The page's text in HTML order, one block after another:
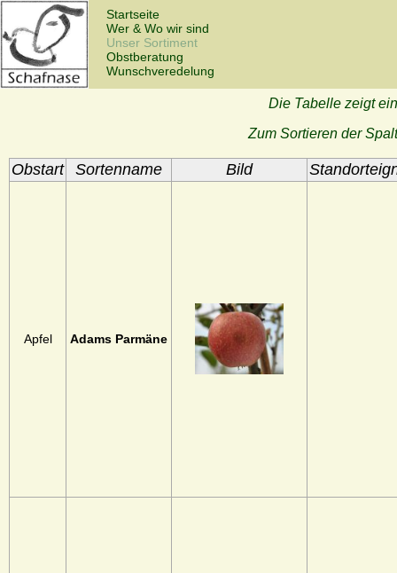
Startseite
Wer & Wo wir sind
Unser Sortiment
Obstberatung
Wunschveredelung
Die Tabelle zeigt
Zum Sortieren der
Obstart Sortenname Bild
Apfel Adams Parmäne